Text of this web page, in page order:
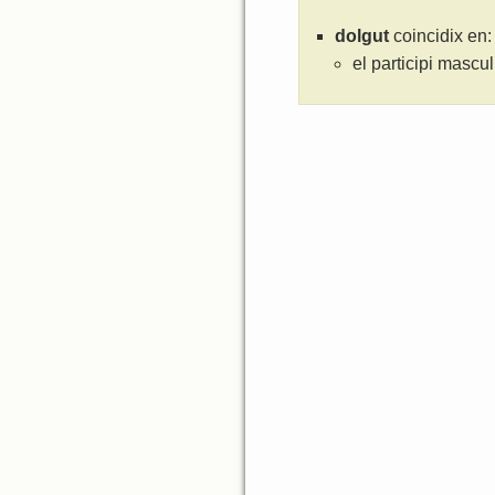
dolgut coincidix en:
el participi